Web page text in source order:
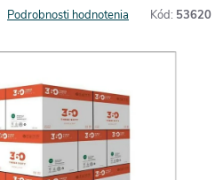
Podrobnosti hodnotenia Kód: 53620